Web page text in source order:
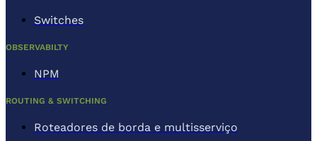
Switches
OBSERVABILTY
NPM
ROUTING & SWITCHING
Roteadores de borda e multisserviço